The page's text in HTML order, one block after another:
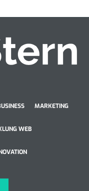
MARKETING
WEB